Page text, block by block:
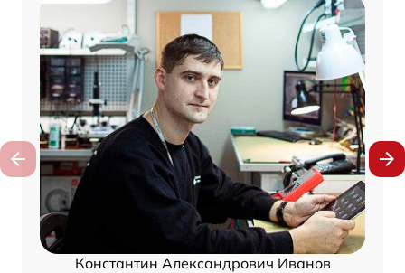
Константин Александрович Иванов